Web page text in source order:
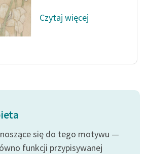
Czytaj więcej
się do tego motywu —
funkcji przypisywanej